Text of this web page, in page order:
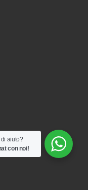
aiuto?
con noi!